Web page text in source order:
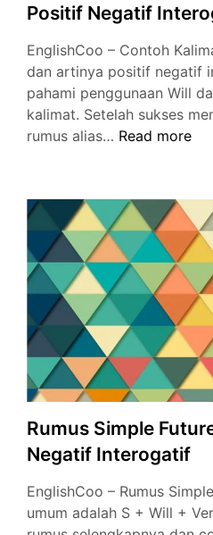
Positif Negatif
EnglishCoo – Contoh
dan artinya positif negatif
pahami penggunaan Will
kalimat. Setelah sukses
rumus alias… Contoh
Future
Tense
Positif
Negatif
Interogatif
Read more
Rumus Simple
Negatif Interogatif
EnglishCoo – Rumus
umum adalah S + Will +